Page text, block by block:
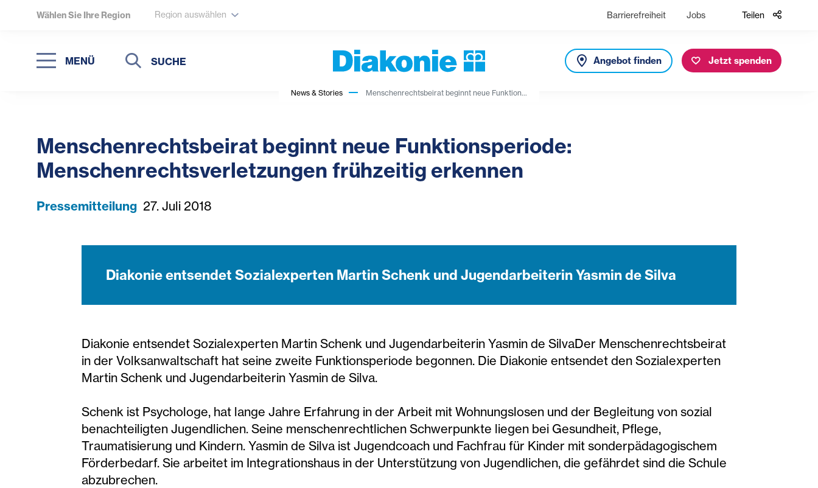
Wählen Sie Ihre Region Region auswählen Barrierefreiheit Jobs Teilen
MENÜ
Suche
Suche
Angebot finden Jetzt spenden
News & Stories Menschenrechtsbeirat beginnt neue Funktion...
Menschenrechtsbeirat beginnt neue Funktionsperiode:
Menschenrechtsverletzungen frühzeitig erkennen
Pressemitteilung 27. Juli 2018
Diakonie entsendet Sozialexperten Martin Schenk und Jugendarbeiterin Yasmin de Silva
Diakonie entsendet Sozialexperten Martin Schenk und Jugendarbeiterin Yasmin de SilvaDer Menschenrechtsbeirat
in der Volksanwaltschaft hat seine zweite Funktionsperiode begonnen. Die Diakonie entsendet den Sozialexperten
Martin Schenk und Jugendarbeiterin Yasmin de Silva.
Schenk ist Psychologe, hat lange Jahre Erfahrung in der Arbeit mit Wohnungslosen und der Begleitung von sozial
benachteiligten Jugendlichen. Seine menschenrechtlichen Schwerpunkte liegen bei Gesundheit, Pflege,
Traumatisierung und Kindern. Yasmin de Silva ist Jugendcoach und Fachfrau für Kinder mit sonderpädagogischem
Förderbedarf. Sie arbeitet im Integrationshaus in der Unterstützung von Jugendlichen, die gefährdet sind die Schule
abzubrechen.